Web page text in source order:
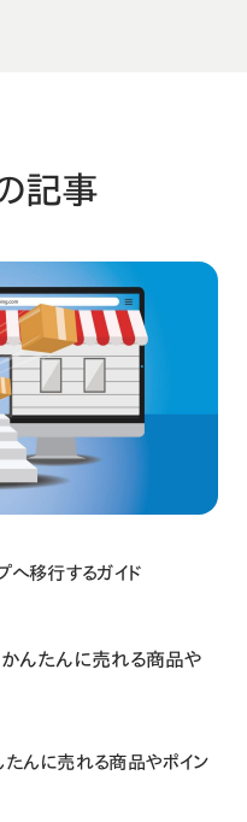
記事
へ移行するガイド
たんに売れる商品やポイン